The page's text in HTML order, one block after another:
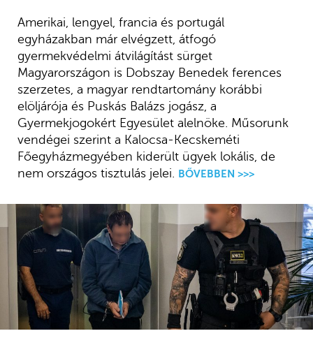
Amerikai, lengyel, francia és portugál
egyházakban már elvégzett, átfogó
gyermekvédelmi átvilágítást sürget
Magyarországon is Dobszay Benedek ferences
szerzetes, a magyar rendtartomány korábbi
elöljárója és Puskás Balázs jogász, a
Gyermekjogokért Egyesület alelnöke. Műsorunk
vendégei szerint a Kalocsa-Kecskeméti
Főegyházmegyében kiderült ügyek lokális, de
nem országos tisztulás jelei. BŐVEBBEN >>>